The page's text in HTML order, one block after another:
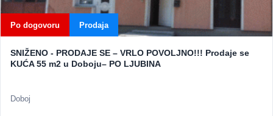
Po dogovoru Prodaja
SNIŽENO - PRODAJE SE – VRLO POVOLJNO!!! Prodaje se
KUĆA 55 m2 u Doboju– PO LJUBINA
Doboj